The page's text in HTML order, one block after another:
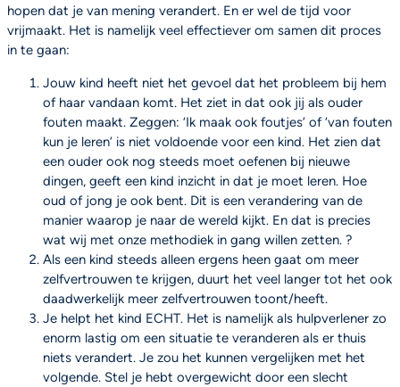
hopen dat je van mening verandert. En er wel de tijd voor
vrijmaakt. Het is namelijk veel effectiever om samen dit proces
in te gaan:
Jouw kind heeft niet het gevoel dat het probleem bij hem
of haar vandaan komt. Het ziet in dat ook jij als ouder
fouten maakt. Zeggen: ‘Ik maak ook foutjes’ of ‘van fouten
kun je leren’ is niet voldoende voor een kind. Het zien dat
een ouder ook nog steeds moet oefenen bij nieuwe
dingen, geeft een kind inzicht in dat je moet leren. Hoe
oud of jong je ook bent. Dit is een verandering van de
manier waarop je naar de wereld kijkt. En dat is precies
wat wij met onze methodiek in gang willen zetten. ?
Als een kind steeds alleen ergens heen gaat om meer
zelfvertrouwen te krijgen, duurt het veel langer tot het ook
daadwerkelijk meer zelfvertrouwen toont/heeft.
Je helpt het kind ECHT. Het is namelijk als hulpverlener zo
enorm lastig om een situatie te veranderen als er thuis
niets verandert. Je zou het kunnen vergelijken met het
volgende. Stel je hebt overgewicht door een slecht